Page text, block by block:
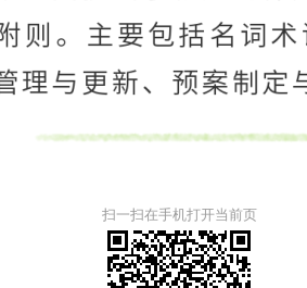
扫一扫在手机打开当前页